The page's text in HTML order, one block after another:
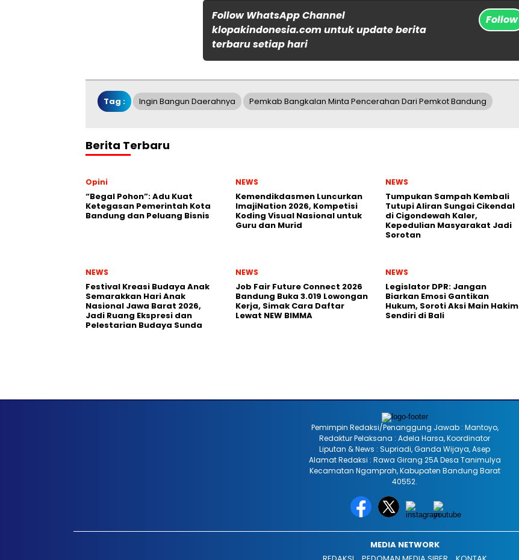
Follow WhatsApp Channel
klopakindonesia.com untuk update berita
terbaru setiap hari
Follow
Tag : Ingin Bangun Daerahnya Pemkab Bangkalan Minta Pencerahan Dari Pemkot Bandung
Berita Terbaru
Opini
“Begal Pohon”: Adu Kuat
Ketegasan Pemerintah Kota
Bandung dan Peluang Bisnis
NEWS
Kemendikdasmen Luncurkan
ImajiNation 2026, Kompetisi
Koding Visual Nasional untuk
Guru dan Murid
NEWS
Tumpukan Sampah Kembali
Tutupi Aliran Sungai Cikendal
di Cigondewah Kaler,
Kepedulian Masyarakat Jadi
Sorotan
NEWS
Festival Kreasi Budaya Anak
Semarakkan Hari Anak
Nasional Jawa Barat 2026,
Jadi Ruang Ekspresi dan
Pelestarian Budaya Sunda
NEWS
Job Fair Future Connect 2026
Bandung Buka 3.019 Lowongan
Kerja, Simak Cara Daftar
Lewat NEW BIMMA
NEWS
Legislator DPR: Jangan
Biarkan Emosi Gantikan
Hukum, Soroti Aksi Main Hakim
Sendiri di Bali
Pemimpin Redaksi/Penanggung Jawab : Mantoyo,
Redaktur Pelaksana : Adela Harsa, Koordinator
Liputan & News : Supriadi, Ganda Wijaya, Asep
Alamat Redaksi : Rawa Girang 25A Desa Tanimulya
Kecamatan Ngamprah, Kabupaten Bandung Barat
40552.
MEDIA NETWORK